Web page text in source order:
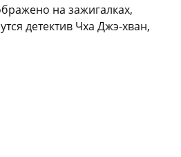
на зажигалках,
детектив Чха Джэ-хван,